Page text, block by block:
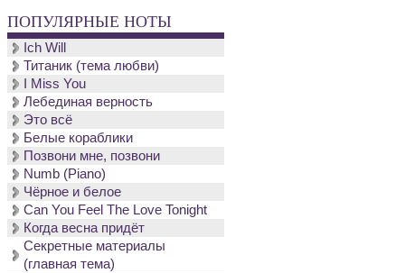
ПОПУЛЯРНЫЕ НОТЫ
Ich Will
Титаник (тема любви)
I Miss You
Лебединая верность
Это всё
Белые кораблики
Позвони мне, позвони
Numb (Piano)
Чёрное и белое
Can You Feel The Love Tonight
Когда весна придёт
Секретные материалы
(главная тема)